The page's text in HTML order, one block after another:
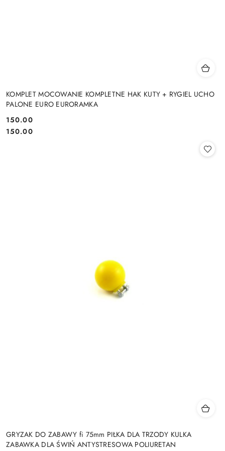
KOMPLET MOCOWANIE KOMPLETNE HAK KUTY + RYGIEL UCHO
PALONE EURO EURORAMKA
Cena:
150.00
Cena:
150.00
GRYZAK DO ZABAWY fi 75mm PIŁKA DLA TRZODY KULKA
ZABAWKA DLA ŚWIŃ ANTYSTRESOWA POLIURETAN